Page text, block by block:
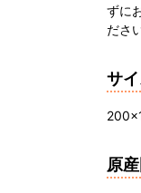
ずに
ださ
サ
原